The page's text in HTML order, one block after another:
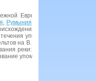
Европе, впадает в
, Румыния
от и.-е. основы
упоминаются в др.-рим.
на В. вытесняло фрак.
реки: нем. Donau, венг.
упоминается в летописях